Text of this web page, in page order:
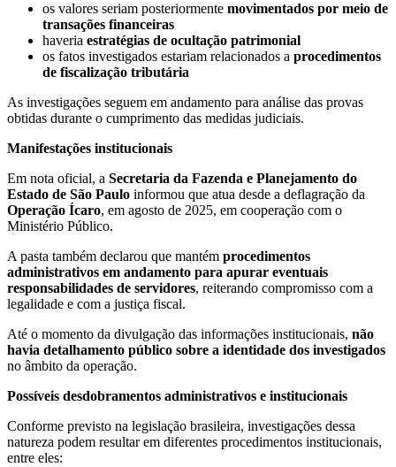
os valores seriam posteriormente movimentados por meio de
transações financeiras
haveria estratégias de ocultação patrimonial
os fatos investigados estariam relacionados a procedimentos
de fiscalização tributária
As investigações seguem em andamento para análise das provas
obtidas durante o cumprimento das medidas judiciais.
Manifestações institucionais
Em nota oficial, a Secretaria da Fazenda e Planejamento do
Estado de São Paulo informou que atua desde a deflagração da
Operação Ícaro, em agosto de 2025, em cooperação com o
Ministério Público.
A pasta também declarou que mantém procedimentos
administrativos em andamento para apurar eventuais
responsabilidades de servidores, reiterando compromisso com a
legalidade e com a justiça fiscal.
Até o momento da divulgação das informações institucionais, não
havia detalhamento público sobre a identidade dos investigados
no âmbito da operação.
Possíveis desdobramentos administrativos e institucionais
Conforme previsto na legislação brasileira, investigações dessa
natureza podem resultar em diferentes procedimentos institucionais,
entre eles: